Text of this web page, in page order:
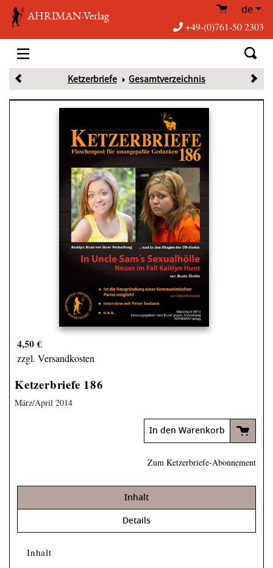
AHRIMAN-Verlag de
+49-(0)761-50 2303
Ketzerbriefe Gesamtverzeichnis
4,50 €
zzgl. Versandkosten
Ketzerbriefe 186
März/April 2014
In den Warenkorb
Zum Ketzerbriefe-Abonnement
Inhalt
Details
Inhalt